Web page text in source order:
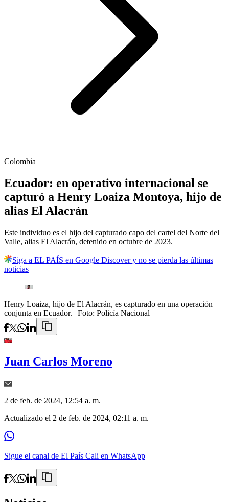
Colombia
Ecuador: en operativo internacional se
capturó a Henry Loaiza Montoya, hijo de
alias El Alacrán
Este individuo es el hijo del capturado capo del cartel del Norte del
Valle, alias El Alacrán, detenido en octubre de 2023.
Siga a EL PAÍS en Google Discover y no se pierda las últimas
noticias
Henry Loaiza, hijo de El Alacrán, es capturado en una operación
conjunta en Ecuador. | Foto: Policía Nacional
Juan Carlos Moreno
2 de feb. de 2024, 12:54 a. m.
Actualizado el 2 de feb. de 2024, 02:11 a. m.
Sigue el canal de El País Cali en WhatsApp